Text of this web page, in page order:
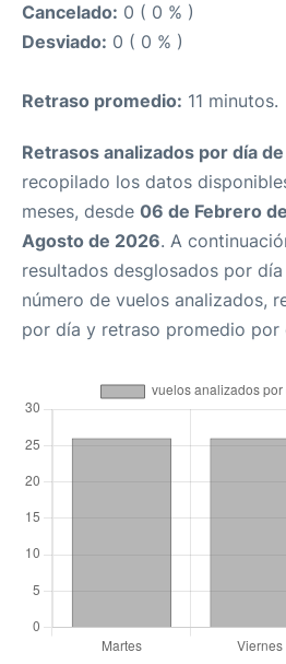
Cancelado: 0 ( 0 % )
Desviado: 0 ( 0 % )
Retraso promedio: 11 minutos.
Retrasos analizados por día
recopilado los datos
meses, desde 06 de Febrero
Agosto de 2026. A
resultados desglosados por
número de vuelos analizados,
por día y retraso promedio por